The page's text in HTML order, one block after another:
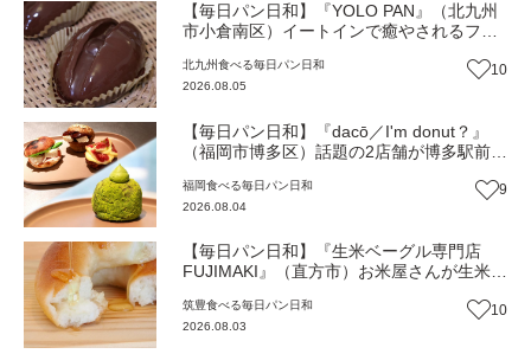
【毎日パン日和】『YOLO PAN』（北九州
市小倉南区）イートインで癒やされるフワ
北九州食べる毎日パン日和
2026.08.05
10
【毎日パン日和】『dacō／I'm donut？』
（福岡市博多区）話題の2店舗が博多駅前に
パン】
福岡食べる毎日パン日和
2026.08.04
9
【毎日パン日和】『生米ベーグル専門店
FUJIMAKI』（直方市）お米屋さんが生米か
筑豊食べる毎日パン日和
2026.08.03
10